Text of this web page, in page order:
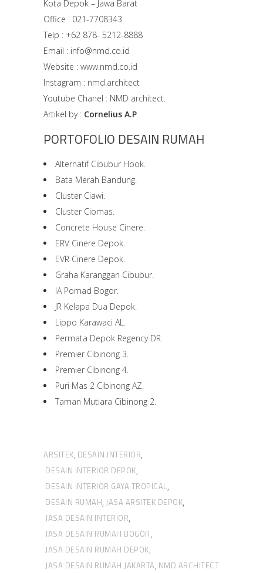
Kota Depok – Jawa Barat
Office : 021-7708343
Telp : +62 878- 5212-8888
Email : info@nmd.co.id
Website : www.nmd.co.id
Instagram : nmd.architect
Youtube Chanel : NMD architect.
Artikel by : Cornelius A.P
PORTOFOLIO DESAIN RUMAH
Alternatif Cibubur Hook.
Bata Merah Bandung.
Cluster Ciawi.
Cluster Ciomas.
Concrete House Cinere.
ERV Cinere Depok.
EVR Cinere Depok.
Graha Karanggan Cibubur.
IA Pomad Bogor.
JR Kelapa Dua Depok.
Lippo Karawaci AL.
Permata Depok Regency DR.
Premier Cibinong 3.
Premier Cibinong 4.
Puri Mas 2 Cibinong AZ.
Taman Mutiara Cibinong 2.
ARSITEK, DESAIN INTERIOR,
DESAIN INTERIOR DEPOK,
DESAIN INTERIOR GAYA TROPICAL,
DESAIN RUMAH, JASA ARSITEK DEPOK,
JASA DESAIN INTERIOR,
JASA DESAIN RUMAH BOGOR,
JASA DESAIN RUMAH DEPOK,
JASA DESAIN RUMAH JAKARTA, NMD ARCHITECT